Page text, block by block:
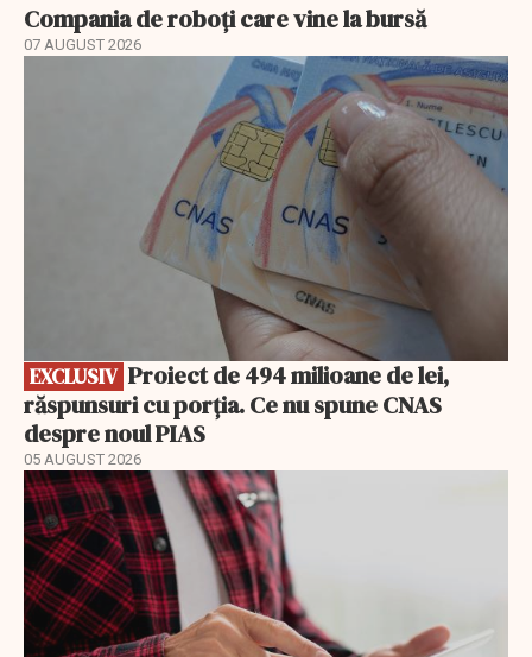
Compania de roboți care vine la bursă
07 AUGUST 2026
EXCLUSIV
răspunsuri cu porția. Ce nu spune CNAS
despre noul PIAS
05 AUGUST 2026